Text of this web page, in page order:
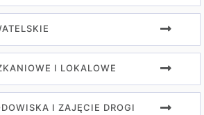
I LOKALOWE
I ZAJĘCIE DROGI